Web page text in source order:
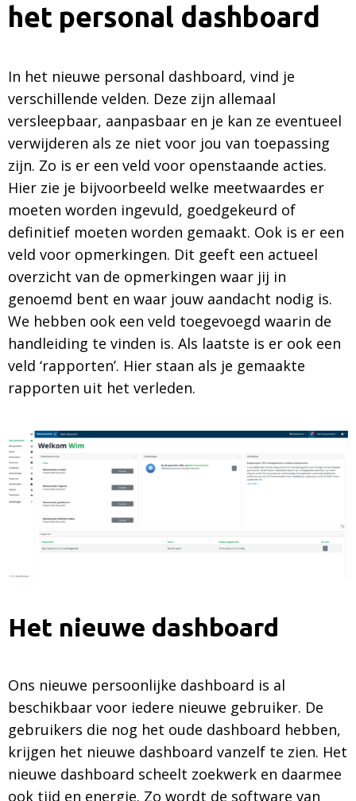
het personal dashboard
In het nieuwe personal dashboard, vind je
verschillende velden. Deze zijn allemaal
versleepbaar, aanpasbaar en je kan ze eventueel
verwijderen als ze niet voor jou van toepassing
zijn. Zo is er een veld voor openstaande acties.
Hier zie je bijvoorbeeld welke meetwaardes er
moeten worden ingevuld, goedgekeurd of
definitief moeten worden gemaakt. Ook is er een
veld voor opmerkingen. Dit geeft een actueel
overzicht van de opmerkingen waar jij in
genoemd bent en waar jouw aandacht nodig is.
We hebben ook een veld toegevoegd waarin de
handleiding te vinden is. Als laatste is er ook een
veld ‘rapporten’. Hier staan als je gemaakte
rapporten uit het verleden.
Het nieuwe dashboard
Ons nieuwe persoonlijke dashboard is al
beschikbaar voor iedere nieuwe gebruiker. De
gebruikers die nog het oude dashboard hebben,
krijgen het nieuwe dashboard vanzelf te zien. Het
nieuwe dashboard scheelt zoekwerk en daarmee
ook tijd en energie. Zo wordt de software van